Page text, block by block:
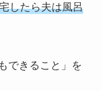
したら夫は風呂
できること」を